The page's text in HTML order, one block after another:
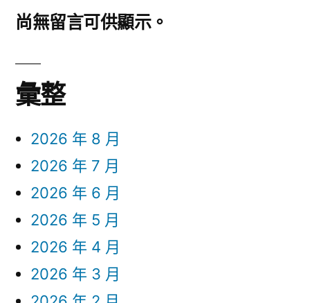
尚無留言可供顯示。
彙整
2026 年 8 月
2026 年 7 月
2026 年 6 月
2026 年 5 月
2026 年 4 月
2026 年 3 月